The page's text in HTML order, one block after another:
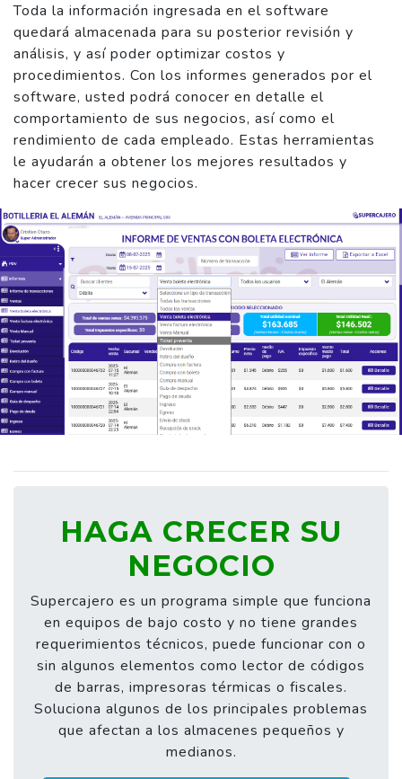
Toda la información ingresada en el software
quedará almacenada para su posterior revisión y
análisis, y así poder optimizar costos y
procedimientos. Con los informes generados por el
software, usted podrá conocer en detalle el
comportamiento de sus negocios, así como el
rendimiento de cada empleado. Estas herramientas
le ayudarán a obtener los mejores resultados y
hacer crecer sus negocios.
HAGA CRECER SU
NEGOCIO
Supercajero es un programa simple que funciona
en equipos de bajo costo y no tiene grandes
requerimientos técnicos, puede funcionar con o
sin algunos elementos como lector de códigos
de barras, impresoras térmicas o fiscales.
Soluciona algunos de los principales problemas
que afectan a los almacenes pequeños y
medianos.